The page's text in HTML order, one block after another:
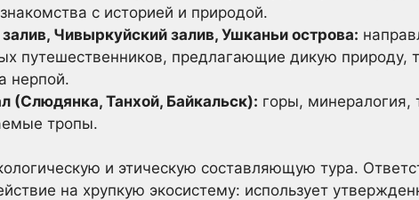
с историей и природой.
залив, Чивыркуйский залив, Ушканьи острова:
путешественников, предлагающие дикую природу,
нерпой.
(Слюдянка, Танхой, Байкальск): горы, минералогия,
тропы.
и этическую составляющую тура.
на хрупкую экосистему: использует